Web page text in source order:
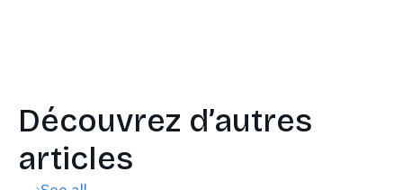
Découvrez d’autres
articles